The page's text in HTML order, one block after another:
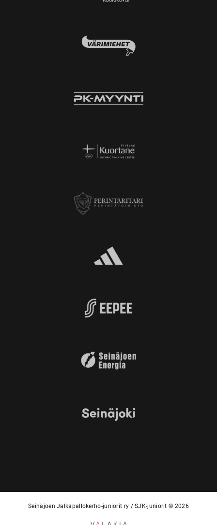
Seinäjoen Jalkapallokerho-juniorit ry / SJK-juniorit © 2026